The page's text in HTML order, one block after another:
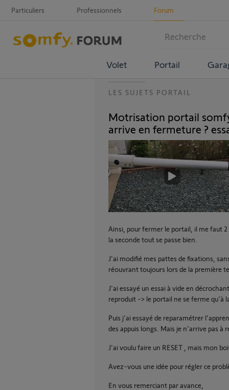
Particuliers Professionnels Forum
Volet Portail
LES SUJETS PORTAIL
Motrisation portail
arrive en fermeture ?
Ainsi, pour fermer le portail, il me faut
la seconde tout se passe bien.
J'ai modifié mes pattes de fixations,
réouvrant toujours lors de la première
J'ai essayé un essai à vide en
reproduit -> le portail ne se ferme qu'à
Puis j'ai essayé de reparamétrer
des appuis longs. Mais je n'arrive pas à
J'ai voulu faire un RESET , mais mon
Avez-vous une idée pour régler ce
En vous remerciant par avance,